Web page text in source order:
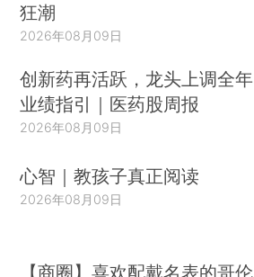
狂潮
2026年08月09日
创新药再活跃，龙头上调全年
业绩指引｜医药股周报
2026年08月09日
心智｜教孩子真正阅读
2026年08月09日
【商圈】喜欢配戴名表的哥伦